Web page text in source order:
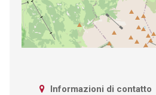
Informazioni di contatto